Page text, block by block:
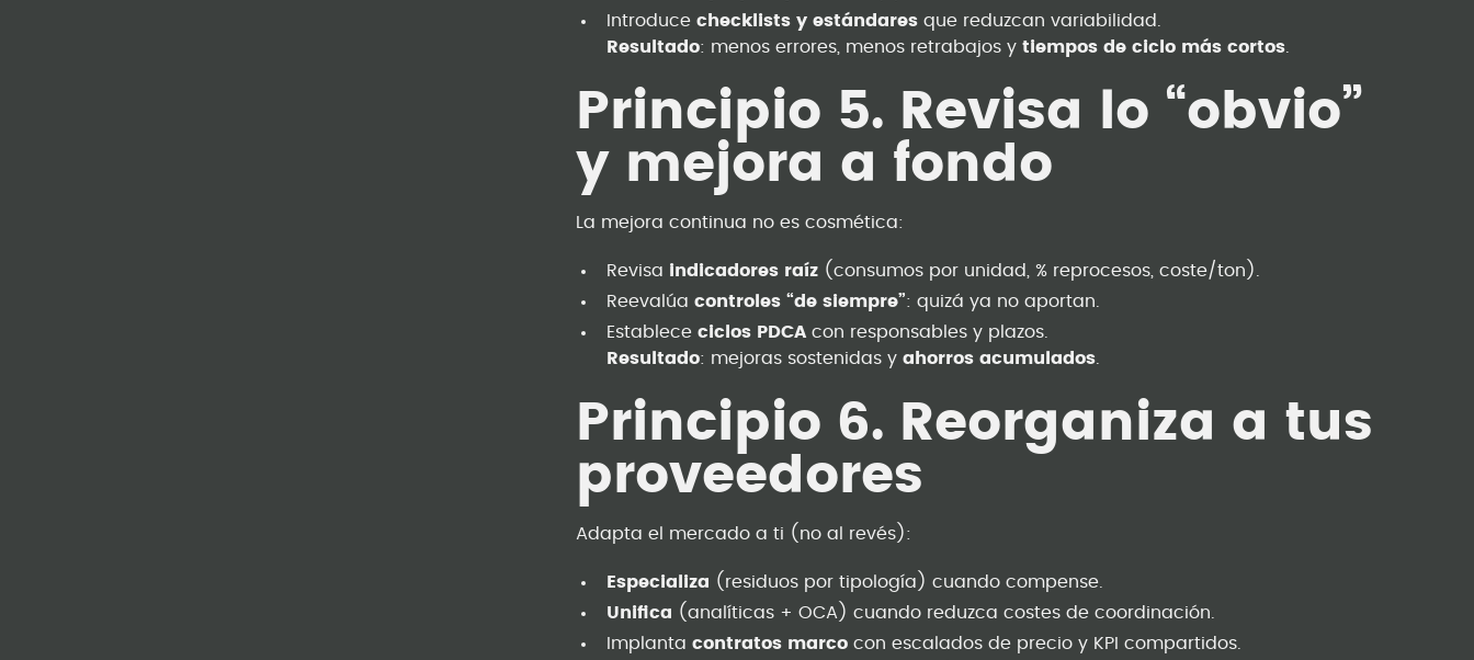
Introducechecklists y estándares que reduzcan variabilidad.
Resultado: menos errores, menos retrabajos ytiempos de ciclo más cortos
Principio 5. Revisa lo “obvio”
y mejora a fondo
La mejora continua no es cosmética:
Revisa indicadores raíz (consumos por unidad, % reprocesos, coste/ton).
Reevalúacontroles “de siempre”: quizá ya no aportan.
Establececiclos PDCA con responsables y plazos.
Resultado: mejoras sostenidas yahorros acumulados
Principio 6. Reorganiza a tus
proveedores
Adapta el mercado a ti (no al revés):
Especializa (residuos por tipología) cuando compense.
Unifica (analíticas + OCA) cuando reduzca costes de coordinación.
Implantacontratos marco con escalados de precio y KPI compartidos.